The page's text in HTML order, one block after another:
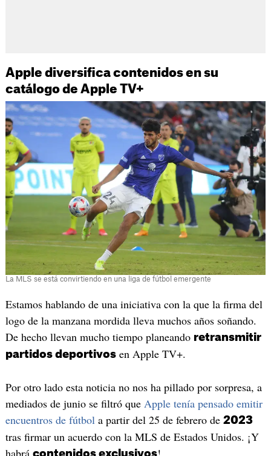
Apple diversifica contenidos en su
catálogo de Apple TV+
La MLS se está convirtiendo en una liga de fútbol emergente
Estamos hablando de una iniciativa con la que la firma del
logo de la manzana mordida lleva muchos años soñando.
De hecho llevan mucho tiempo planeando retransmitir
partidos deportivosen Apple TV+.
Por otro lado esta noticia no nos ha pillado por sorpresa, a
mediados de junio se filtró que Apple tenía pensado emitir
encuentros de fútbol a partir del 25 de febrero de 2023
tras firmar un acuerdo con la MLS de Estados Unidos. ¡Y
habrá contenidos exclusivos!